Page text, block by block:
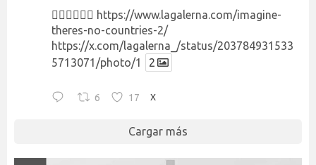
👉🏻👉🏻👉🏻 https://www.lagalerna.com/imagine-
theres-no-countries-2/
https://x.com/lagalerna_/status/203784931533
5713071/photo/1
2
6 17 X
Cargar más